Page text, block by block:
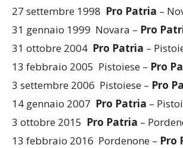
27 settembre 1998 Pro Patria –
31 gennaio 1999 Novara – Pro
31 ottobre 2004 Pro Patria –
13 febbraio 2005 Pistoiese – Pro
3 settembre 2006 Pistoiese – Pro
14 gennaio 2007 Pro Patria –
3 ottobre 2015 Pro Patria –
13 febbraio 2016 Pordenone – Pro